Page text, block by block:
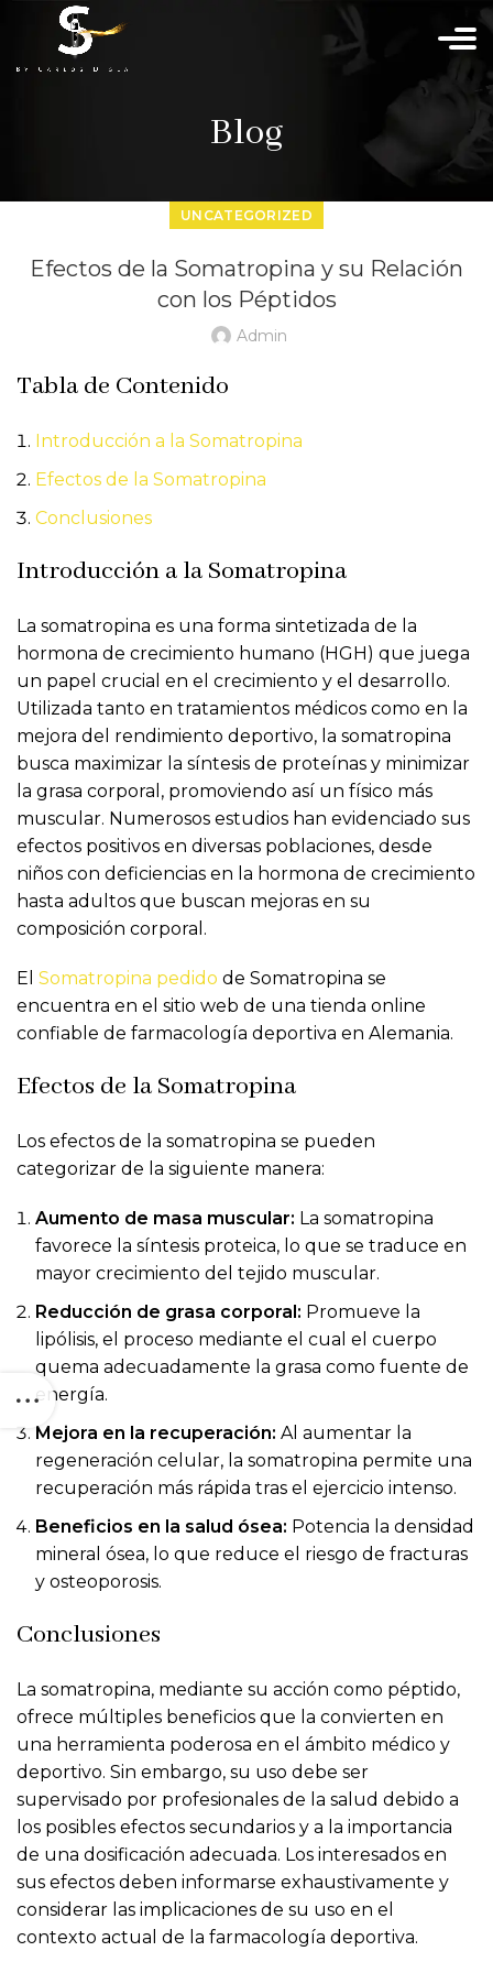
Blog
UNCATEGORIZED
Efectos de la Somatropina y su Relación
con los Péptidos
Admin
Tabla de Contenido
Introducción a la Somatropina
Efectos de la Somatropina
Conclusiones
Introducción a la Somatropina
La somatropina es una forma sintetizada de la
hormona de crecimiento humano (HGH) que juega
un papel crucial en el crecimiento y el desarrollo.
Utilizada tanto en tratamientos médicos como en la
mejora del rendimiento deportivo, la somatropina
busca maximizar la síntesis de proteínas y minimizar
la grasa corporal, promoviendo así un físico más
muscular. Numerosos estudios han evidenciado sus
efectos positivos en diversas poblaciones, desde
niños con deficiencias en la hormona de crecimiento
hasta adultos que buscan mejoras en su
composición corporal.
El Somatropina pedido de Somatropina se
encuentra en el sitio web de una tienda online
confiable de farmacología deportiva en Alemania.
Efectos de la Somatropina
Los efectos de la somatropina se pueden
categorizar de la siguiente manera:
Aumento de masa muscular: La somatropina
favorece la síntesis proteica, lo que se traduce en
mayor crecimiento del tejido muscular.
Reducción de grasa corporal: Promueve la
lipólisis, el proceso mediante el cual el cuerpo
quema adecuadamente la grasa como fuente de
energía.
Mejora en la recuperación: Al aumentar la
regeneración celular, la somatropina permite una
recuperación más rápida tras el ejercicio intenso.
Beneficios en la salud ósea: Potencia la densidad
mineral ósea, lo que reduce el riesgo de fracturas
y osteoporosis.
Conclusiones
La somatropina, mediante su acción como péptido,
ofrece múltiples beneficios que la convierten en
una herramienta poderosa en el ámbito médico y
deportivo. Sin embargo, su uso debe ser
supervisado por profesionales de la salud debido a
los posibles efectos secundarios y a la importancia
de una dosificación adecuada. Los interesados en
sus efectos deben informarse exhaustivamente y
considerar las implicaciones de su uso en el
contexto actual de la farmacología deportiva.